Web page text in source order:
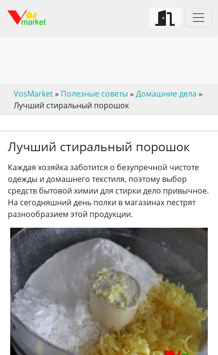
VosMarket» Полезные советы » Домашние дела »
Лучший стиральный порошок
Лучший стиральный порошок
Каждая хозяйка заботится о безупречной чистоте
одежды и домашнего текстиля, поэтому выбор
средств бытовой химии для стирки дело привычное.
На сегодняшний день полки в магазинах пестрят
разнообразием этой продукции.